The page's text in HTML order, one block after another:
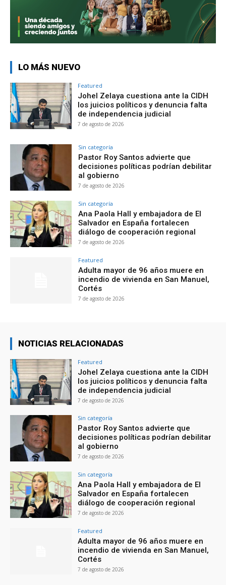
LO MÁS NUEVO
Featured
Johel Zelaya cuestiona ante la CIDH
los juicios políticos y denuncia falta
de independencia judicial
7 de agosto de 2026
Sin categoría
Pastor Roy Santos advierte que
decisiones políticas podrían debilitar
al gobierno
7 de agosto de 2026
Sin categoría
Ana Paola Hall y embajadora de El
Salvador en España fortalecen
diálogo de cooperación regional
7 de agosto de 2026
Featured
Adulta mayor de 96 años muere en
incendio de vivienda en San Manuel,
Cortés
7 de agosto de 2026
NOTICIAS RELACIONADAS
Featured
Johel Zelaya cuestiona ante la CIDH
los juicios políticos y denuncia falta
de independencia judicial
7 de agosto de 2026
Sin categoría
Pastor Roy Santos advierte que
decisiones políticas podrían debilitar
al gobierno
7 de agosto de 2026
Sin categoría
Ana Paola Hall y embajadora de El
Salvador en España fortalecen
diálogo de cooperación regional
7 de agosto de 2026
Featured
Adulta mayor de 96 años muere en
incendio de vivienda en San Manuel,
Cortés
7 de agosto de 2026